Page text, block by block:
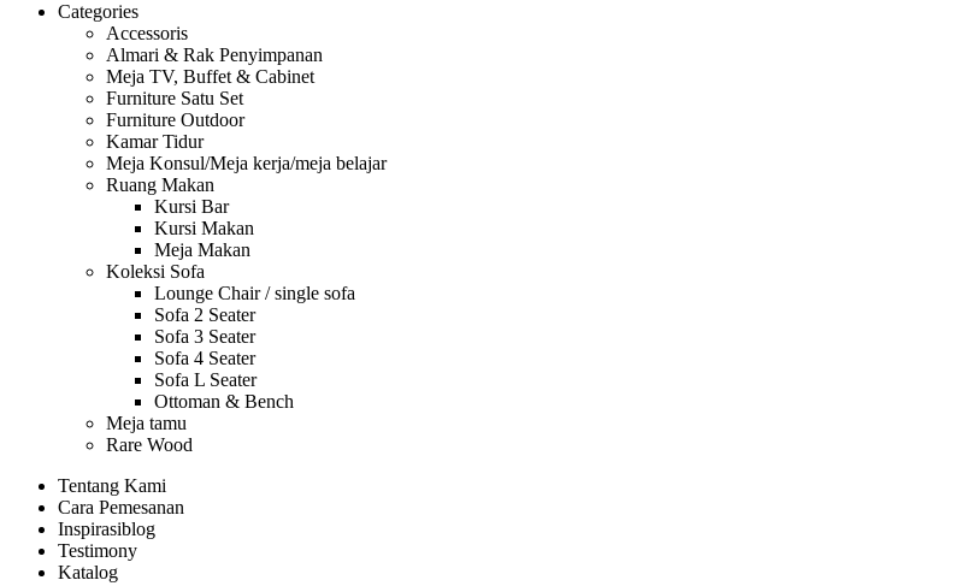
Categories
Accessoris
Almari & Rak Penyimpanan
Meja TV, Buffet & Cabinet
Furniture Satu Set
Furniture Outdoor
Kamar Tidur
Meja Konsul/Meja kerja/meja belajar
Ruang Makan
Kursi Bar
Kursi Makan
Meja Makan
Koleksi Sofa
Lounge Chair / single sofa
Sofa 2 Seater
Sofa 3 Seater
Sofa 4 Seater
Sofa L Seater
Ottoman & Bench
Meja tamu
Rare Wood
Tentang Kami
Cara Pemesanan
Inspirasiblog
Testimony
Katalog